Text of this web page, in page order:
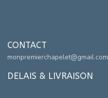
CONTACT
monpremierchapelet@gmail.com
DELAIS & LIVRAISON